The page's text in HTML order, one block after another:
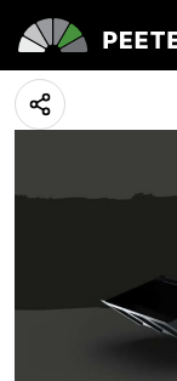
Pitbull –
10 mei 2023